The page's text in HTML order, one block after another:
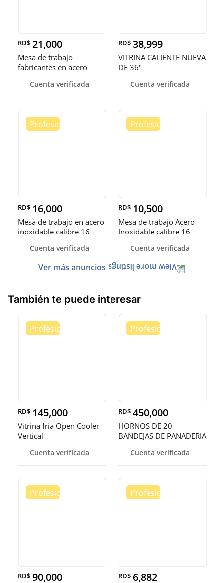
RD$ 21,000
Mesa de trabajo
fabricantes en acero
Cuenta verificada
RD$ 38,999
VITRINA CALIENTE NUEVA
DE 36"
Cuenta verificada
RD$ 16,000
Mesa de trabajo en acero
inoxidable calibre 16
Cuenta verificada
RD$ 10,500
Mesa de trabajo Acero
Inoxidable calibre 16
Cuenta verificada
Ver más anuncios
También te puede interesar
RD$ 145,000
Vitrina fria Open Cooler
Vertical
Cuenta verificada
RD$ 450,000
HORNOS DE 20
BANDEJAS DE PANADERIA
Cuenta verificada
RD$ 90,000 RD$ 6,882